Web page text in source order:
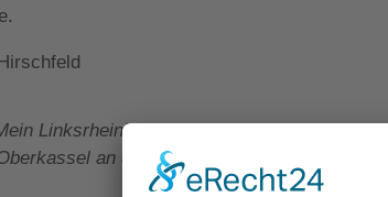
Linksrheinisches Düsseldorf“ ist
an der Luegallee zum Preis von